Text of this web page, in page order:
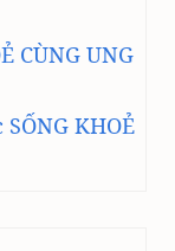
CÙNG UNG
KHOẺ